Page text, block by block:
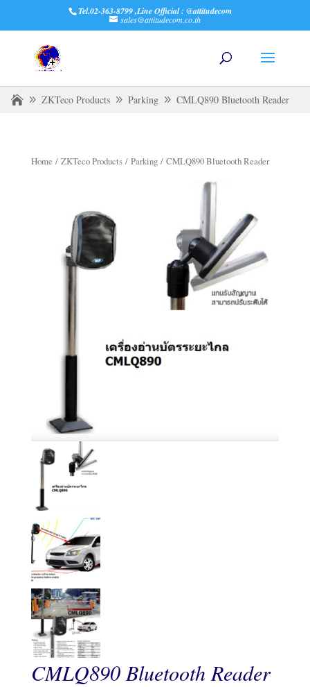
Tel.02-363-8799 ,Line Official : @attitudecom
sales@attitudecom.co.th
ZKTeco Products Parking CMLQ890 Bluetooth Reader
Home / ZKTeco Products/ Parking/ CMLQ890 Bluetooth Reader
CMLQ890 Bluetooth Reader